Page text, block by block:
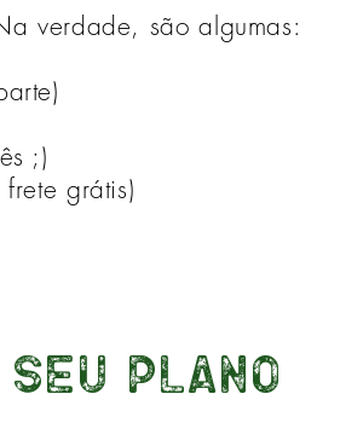
verdade, são algumas:
;)
grátis)
plano